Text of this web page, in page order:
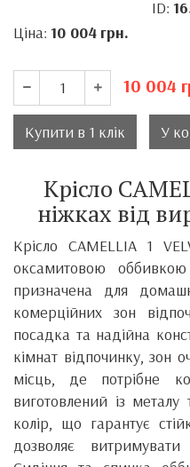
ID:
Ціна: 10 004 грн.
10 004
Купити в 1 клік У
Крісло
ніжках від
Крісло CAMELLIA 1
оксамитовою
призначена для
комерційних зон
посадка та надійна
кімнат відпочинку, зон
місць, де потрібне
виготовлений із
колір, що гарантує
дозволяє витримувати